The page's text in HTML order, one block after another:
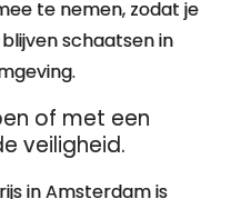
te nemen, zodat je
schaatsen in
of met een
veiligheid.
in Amsterdam is